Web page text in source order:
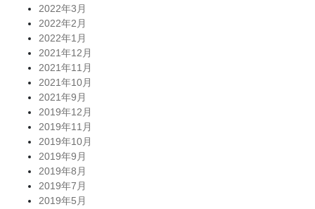
2022年3月
2022年2月
2022年1月
2021年12月
2021年11月
2021年10月
2021年9月
2019年12月
2019年11月
2019年10月
2019年9月
2019年8月
2019年7月
2019年5月